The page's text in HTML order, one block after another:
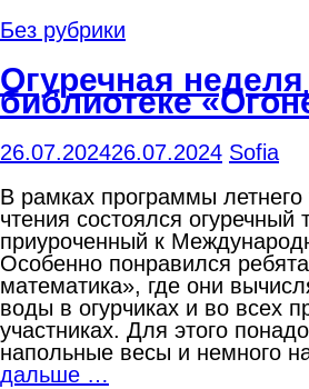
Без рубрики
Огуречная
библиотеке
26.07.202426.07.2024 Sofia
В рамках программы летнего
чтения состоялся огуречный
приуроченный к
Особенно понравился
математика», где они
воды в огурчиках и во всех
участниках. Для этого
напольные весы и немного
дальше …